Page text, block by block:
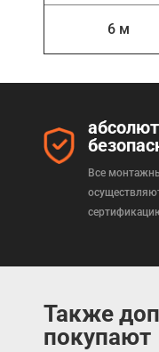
6 м
Все
Также
покупают